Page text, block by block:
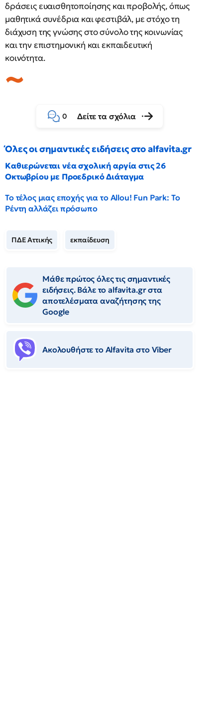
δράσεις ευαισθητοποίησης και προβολής, όπως
μαθητικά συνέδρια και φεστιβάλ, με στόχο τη
διάχυση της γνώσης στο σύνολο της κοινωνίας
και την επιστημονική και εκπαιδευτική
κοινότητα.
0 Δείτε τα σχόλια
Όλες οι σημαντικές ειδήσεις στο alfavita.gr
Καθιερώνεται νέα σχολική αργία στις 26
Οκτωβρίου με Προεδρικό Διάταγμα
Το τέλος μιας εποχής για το Allou! Fun Park: Το
Ρέντη αλλάζει πρόσωπο
ΠΔΕ Αττικής εκπαίδευση
Μάθε πρώτος όλες τις σημαντικές
ειδήσεις. Βάλε το alfavita.gr στα
αποτελέσματα αναζήτησης της
Google
Ακολουθήστε το Αlfavita στο Viber